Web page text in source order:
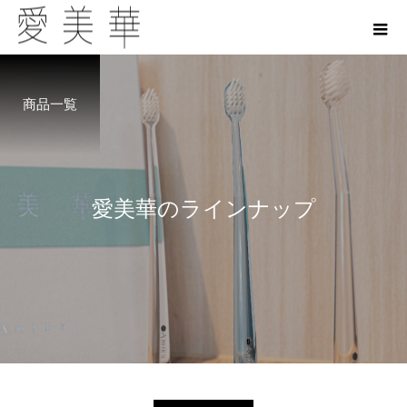
商品一覧
愛美華のラ イ ンナ ッ プ